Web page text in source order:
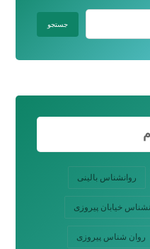
روانشناس بالینی
خیابان پیروزی
روان شناس پیروزی